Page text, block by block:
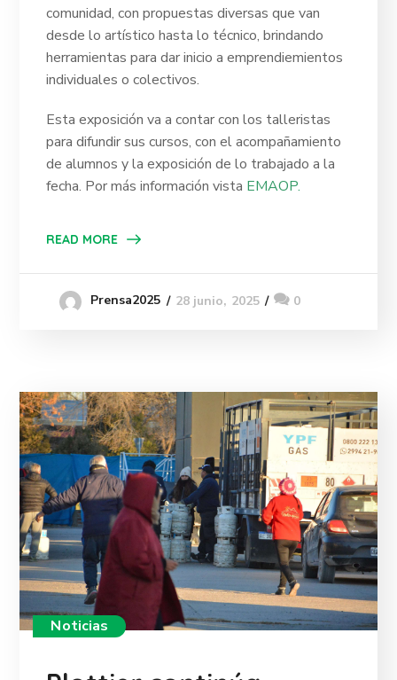
comunidad, con propuestas diversas que van
desde lo artístico hasta lo técnico, brindando
herramientas para dar inicio a emprendiemientos
individuales o colectivos.
Esta exposición va a contar con los talleristas
para difundir sus cursos, con el acompañamiento
de alumnos y la exposición de lo trabajado a la
fecha. Por más información vista EMAOP.
READ MORE
Prensa2025 28 junio, 2025 0
Noticias